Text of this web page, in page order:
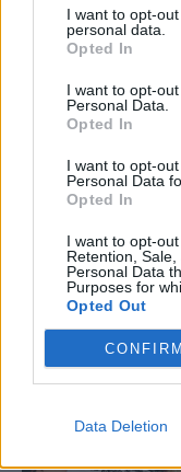
I want to opt-
personal data.
Opted In
I want to opt-
Personal Data.
Opted In
I want to opt-
Personal Data
Opted In
I want to opt-
Retention,
Personal Data
Purposes for
Opted Out
CONFIRM
Data Deletion